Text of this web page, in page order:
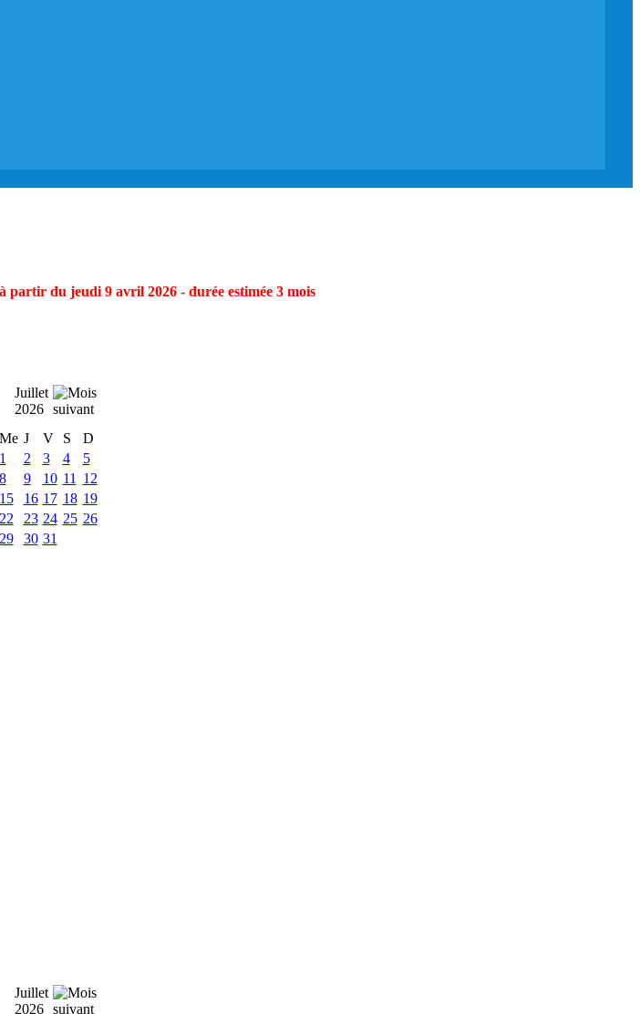
partir du jeudi 9 avril 2026 - durée estimée 3 mois
Juillet
2026
Me J V S
D
1
2 3 4
5
8 9 10 11
12
15 16 17 18 19
22 23 24 25 26
29 30 31
Juillet
2026